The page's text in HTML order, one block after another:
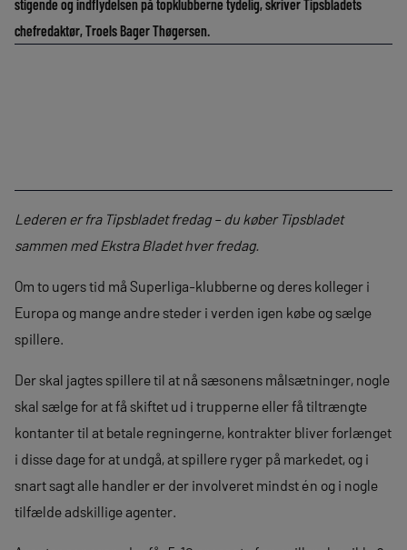
stigende og indflydelsen på topklubberne tydelig, skriver Tipsbladets
chefredaktør, Troels Bager Thøgersen.
Lederen er fra Tipsbladet fredag – du køber Tipsbladet
sammen med Ekstra Bladet hver fredag.
Om to ugers tid må Superliga-klubberne og deres kolleger i
Europa og mange andre steder i verden igen købe og sælge
spillere.
Der skal jagtes spillere til at nå sæsonens målsætninger, nogle
skal sælge for at få skiftet ud i trupperne eller få tiltrængte
kontanter til at betale regningerne, kontrakter bliver forlænget
i disse dage for at undgå, at spillere ryger på markedet, og i
snart sagt alle handler er der involveret mindst én og i nogle
tilfælde adskillige agenter.